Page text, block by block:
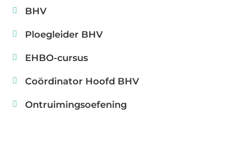
BHV
Ploegleider BHV
EHBO-cursus
Coördinator Hoofd BHV
Ontruimingsoefening